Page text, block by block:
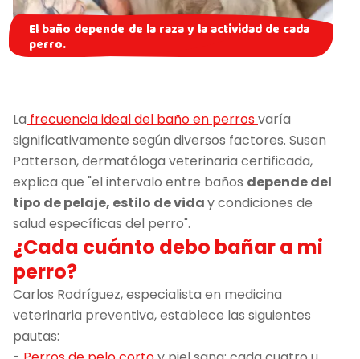
El baño depende de la raza y la actividad de cada
perro.
La frecuencia ideal del baño en perrosvaría
significativamente según diversos factores. Susan
Patterson, dermatóloga veterinaria certificada,
explica que "el intervalo entre baños depende del
tipo de pelaje, estilo de viday condiciones de
salud específicas del perro".
¿Cada cuánto debo bañar a mi
perro?
Carlos Rodríguez, especialista en medicina
veterinaria preventiva, establece las siguientes
pautas: